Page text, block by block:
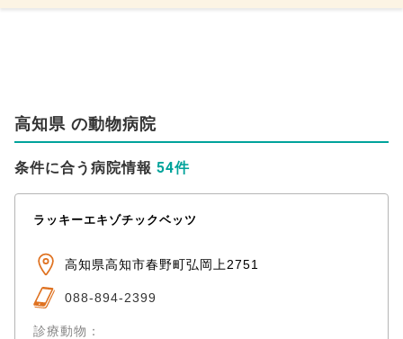
高知県 の動物病院
条件に合う病院情報 54件
ラッキーエキゾチックベッツ
高知県高知市春野町弘岡上2751
088-894-2399
診療動物：